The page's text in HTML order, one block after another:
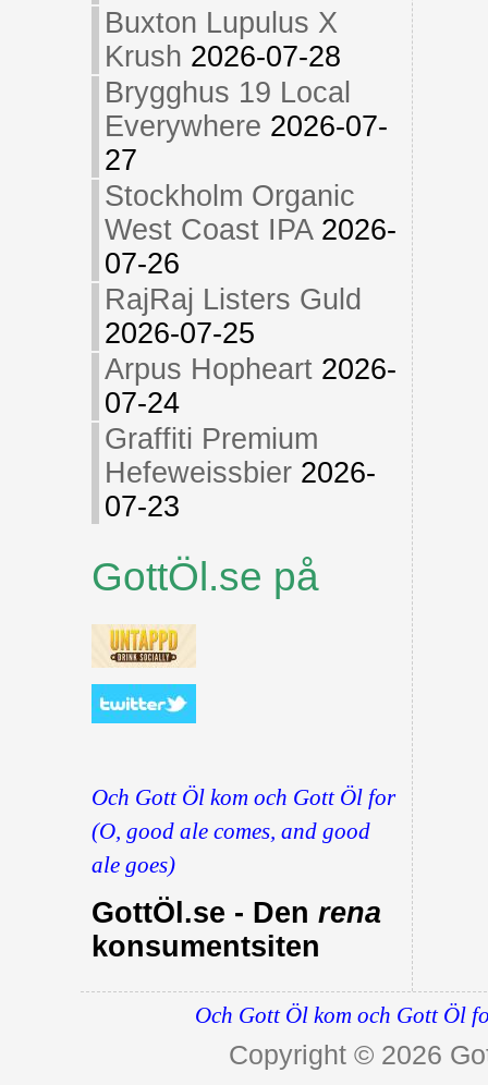
Buxton Lupulus X
Krush 2026-07-28
Brygghus 19 Local
Everywhere 2026-07-
27
Stockholm Organic
West Coast IPA 2026-
07-26
RajRaj Listers Guld
2026-07-25
Arpus Hopheart 2026-
07-24
Graffiti Premium
Hefeweissbier 2026-
07-23
GottÖl.se på
Och Gott Öl kom och Gott Öl for
(O, good ale comes, and good
ale goes)
GottÖl.se - Den rena
konsumentsiten
Och Gott Öl kom och Gott Öl
Copyright © 2026